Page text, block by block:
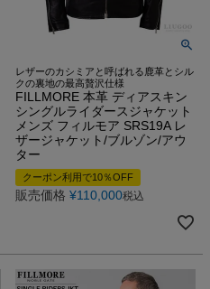
レザーのカシミアと呼ばれる鹿革とシル
クの裏地の最高贅沢仕様
FILLMORE 本革 ディアスキン
シングルライダースジャケット
メンズ フィルモア SRS19A レ
ザージャケット/ブルゾン/アウ
ター
クーポン利用で10％OFF
販売価格 ¥110,000税込